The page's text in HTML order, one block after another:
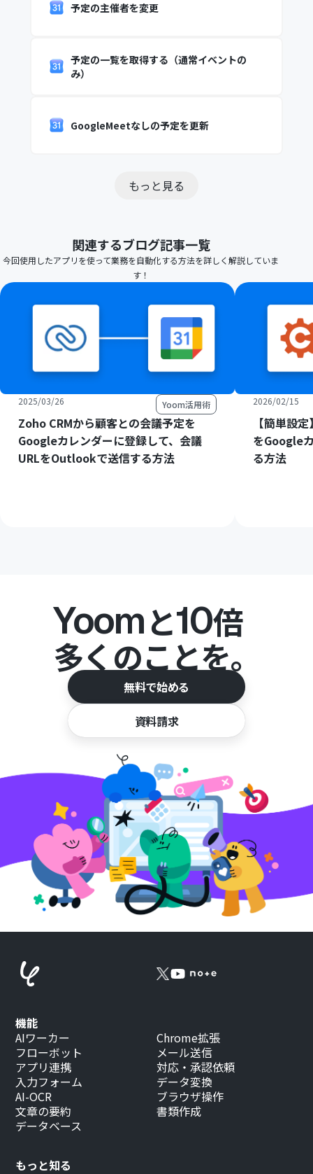
予定の主催者を変更
予定の一覧を取得する（通常イベントの
み）
GoogleMeetなしの予定を更新
もっと見る
関連するブログ記事一覧
今回使用したアプリを使って業務を自動化する方法を詳しく解説していま
す！
2025/03/26 Yoom活用術
Zoho CRMから顧客との会議予定を
Googleカレンダーに登録して、会議
URLをOutlookで送信する方法
2026/02/15
【簡単設
をGoogle
る方法
Yoomと10倍
多くのことを。
無料で始める
資料請求
もっと知る
機能
AIワーカー
フローボット
アプリ連携
入力フォーム
AI-OCR
文章の要約
データベース
Chrome拡張
メール送信
対応・承認依頼
データ変換
ブラウザ操作
書類作成